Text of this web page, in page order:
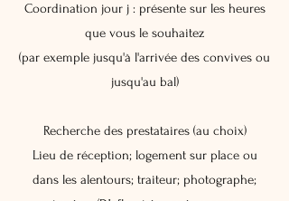
Coordination jour j : présente sur les heures
que vous le souhaitez
(par exemple jusqu'à l'arrivée des convives ou
jusqu'au bal)
Recherche des prestataires (au choix)​
Lieu de réception; logement sur place ou
dans les alentours; traiteur; photographe;